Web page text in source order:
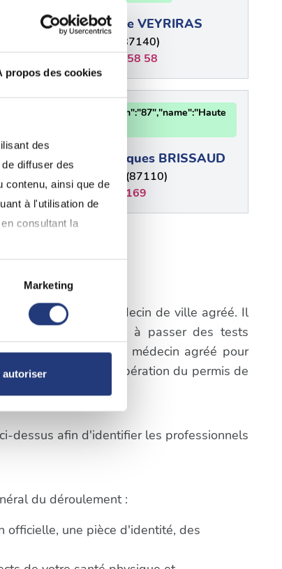
propos des cookies
des
diffuser des
contenu, ainsi que de
à l'utilisation de
consultant la
mètres près
(empreintes
aux médias
site avec nos
informations que
Marketing
autoriser
Stéphane VEYRIRAS
Nantiat (87140)
05 55 53 58 58
87 - {"num":"87","name":"Haute
Jean-Jacques BRISSAUD
Le Vigen (87110)
0555005169
de consulter un médecin de ville agréé. Il
étape consistera à passer des tests
vous avec un médecin agréé pour
processus de récupération du permis de
dessus afin d'identifier les professionnels
du déroulement :
officielle, une pièce d'identité, des